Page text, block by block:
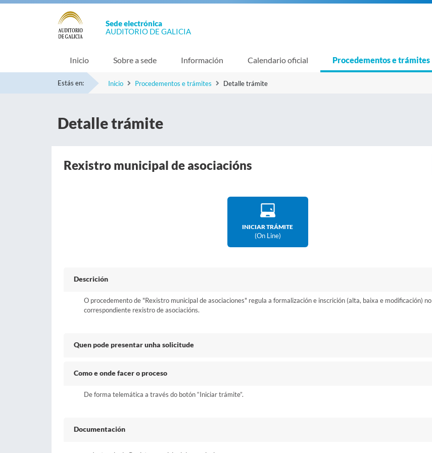
Sede electrónica
AUDITORIO DE GALICIA
Inicio Sobre a sede Información Calendario oficial Procedementos e trámites
Estás en: Inicio Procedementos e trámites Detalle trámite
Detalle trámite
Rexistro municipal de asociacións
INICIAR TRÁMITE
(on Line)
Descrición
O procedemento de "Rexistro municipal de asociaciones" regula a formalización e inscrición (alta, baixa e modificación) no
correspondiente rexistro de asociacións.
Quen pode presentar unha solicitude
Como e onde facer o proceso
De forma telemática a través do botón “Iniciar trámite”.
Documentación